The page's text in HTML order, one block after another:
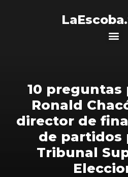
10 preguntas
Ronald
director de
de partidos
Tribunal